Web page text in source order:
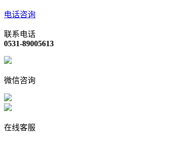
电话咨询
联系电话
0531-89005613
微信咨询
在线客服